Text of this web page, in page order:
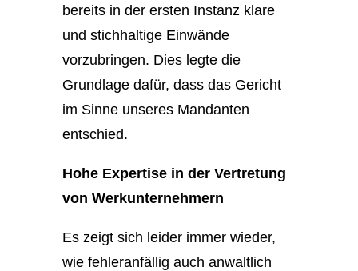
bereits in der ersten Instanz klare
und stichhaltige Einwände
vorzubringen. Dies legte die
Grundlage dafür, dass das Gericht
im Sinne unseres Mandanten
entschied.
Hohe Expertise in der Vertretung
von Werkunternehmern
Es zeigt sich leider immer wieder,
wie fehleranfällig auch anwaltlich